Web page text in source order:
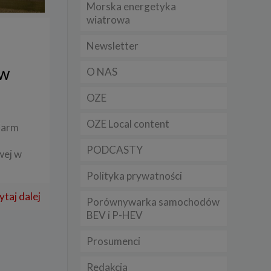
w
dalej
Morska energetyka
wiatrowa
Newsletter
O NAS
OZE
OZE Local content
PODCASTY
Polityka prywatności
Porównywarka samochodów
BEV i P-HEV
Prosumenci
Redakcja
że
–
te